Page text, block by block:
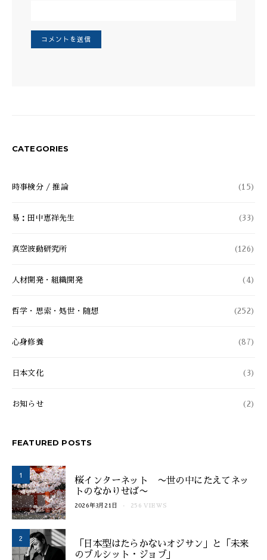
CATEGORIES
時事検分 / 推論 (15)
易：田中恵祥先生 (33)
真空波動研究所 (126)
人材開発・組織開発 (4)
哲学・思索・処世・随想 (252)
心身修養 (87)
日本文化 (3)
お知らせ (2)
FEATURED POSTS
1
桜インターネット 〜世の中にたえてネッ
トのなかりせば〜
2026年3月21日 256 VIEWS
2
「日本型はたらかないオジサン」と「未来
のブルシット・ジョブ」